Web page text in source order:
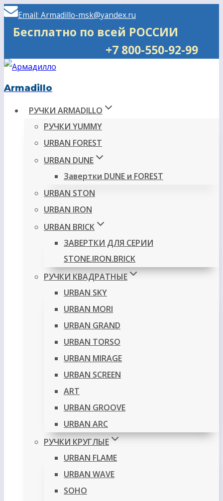
Перейти
Email: Armadillo-msk@yandex.ru
Бесплатно по всей РОССИИ
+7 800-550-92-99
Armadillo
РУЧКИ ARMADILLO
РУЧКИ YUMMY
URBAN FOREST
URBAN DUNE
Завертки DUNE и FOREST
URBAN STON
URBAN IRON
URBAN BRICK
ЗАВЕРТКИ ДЛЯ СЕРИИ
STONE.IRON.BRICK
РУЧКИ КВАДРАТНЫЕ
URBAN SKY
URBAN MORI
URBAN GRAND
URBAN TORSO
URBAN MIRAGE
URBAN SCREEN
ART
URBAN GROOVE
URBAN ARC
РУЧКИ КРУГЛЫЕ
URBAN FLAME
URBAN WAVE
SOHO